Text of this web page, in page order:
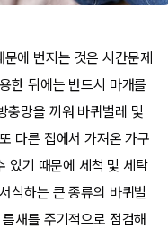
에 번지는 것은 시간문제
한 뒤에는 반드시 마개를
충망을 끼워 바퀴벌레 및
다른 집에서 가져온 가구
있기 때문에 세척 및 세탁
식하는 큰 종류의 바퀴벌
새를 주기적으로 점검해